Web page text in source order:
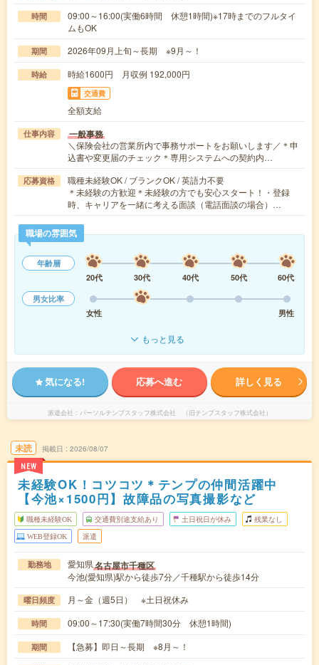
時間
09:00～16:00(実働6時間 休憩1時間)※17時までのフルタイ
ムもOK
期間 2026年09月上旬～長期 ※9月～！
時給 時給1600円 月収例 192,000円
交通費
全額支給
仕事内容 一般事務
＼保険会社の営業所内で事務サポートをお願いします／＊申
込書や変更届のチェック＊専用システムへの契約内…
応募資格
職種未経験OK / ブランクOK / 英語力不要
＊未経験の方歓迎＊未経験の方でも安心スタート！・登録
時、キャリアを一緒に考える面談（電話面談の場合）…
職場の雰囲気
年齢層
20代
30代 40代 50代
60代
男女比率
女性
男性
もっと見る
気になる! 応募へ進む 詳しく見る
派遣会社 パーソルテンプスタッフ株式会社 （旧テンプスタッフ株式会社）
未読
NEW
掲載日 2026/08/07
未経験OK！コツコツ＊テンプの仲間活躍中
【今池×1500円】故障品の写真撮影など
職種未経験OK 交通費別途支給あり 土日祝日が休み 残業なし
WEB登録OK 派遣
勤務地 愛知県名古屋市千種区
今池(愛知県)駅から徒歩7分／千種駅から徒歩14分
曜日頻度 月～金（週5日） ※土日祝休み
時間 09:00～17:30(実働7時間30分 休憩1時間)
期間 【急募】即日～長期 ※8月～！